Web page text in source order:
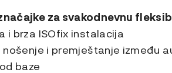
za svakodnevnu
i brza ISOfix instalacija
nošenje i premještanje između
baze